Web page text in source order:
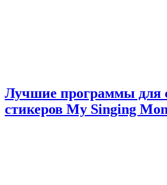
Лучшие программы для
стикеров My Singing